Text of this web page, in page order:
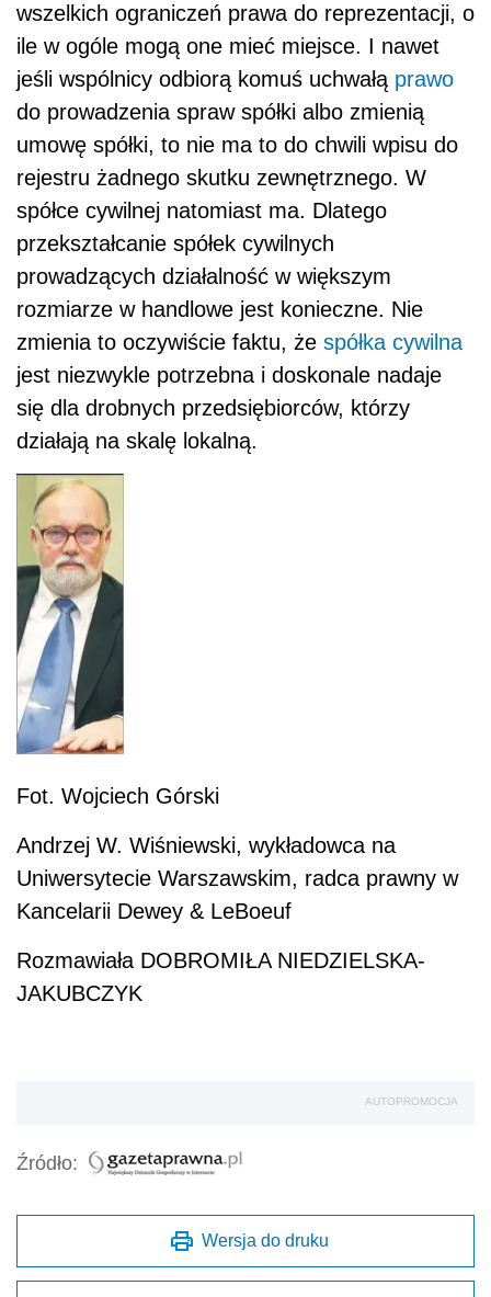
wszelkich ograniczeń prawa do reprezentacji, o
ile w ogóle mogą one mieć miejsce. I nawet
jeśli wspólnicy odbiorą komuś uchwałą prawo
do prowadzenia spraw spółki albo zmienią
umowę spółki, to nie ma to do chwili wpisu do
rejestru żadnego skutku zewnętrznego. W
spółce cywilnej natomiast ma. Dlatego
przekształcanie spółek cywilnych
prowadzących działalność w większym
rozmiarze w handlowe jest konieczne. Nie
zmienia to oczywiście faktu, że spółka cywilna
jest niezwykle potrzebna i doskonale nadaje
się dla drobnych przedsiębiorców, którzy
działają na skalę lokalną.
Fot. Wojciech Górski
Andrzej W. Wiśniewski, wykładowca na
Uniwersytecie Warszawskim, radca prawny w
Kancelarii Dewey & LeBoeuf
Rozmawiała DOBROMIŁA NIEDZIELSKA-
JAKUBCZYK
AUTOPROMOCJA
Źródło:
Wersja do druku